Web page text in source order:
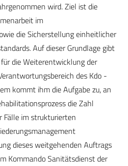
wird. Ziel ist die
im
die Sicherstellung einheitlicher
Auf dieser Grundlage gibt
die Weiterentwicklung der
des Kdo
kommt ihm die Aufgabe zu, an
die Zahl
Fälle im strukturierten
dieses weitgehenden Auftrags
Kommando Sanitätsdienst der